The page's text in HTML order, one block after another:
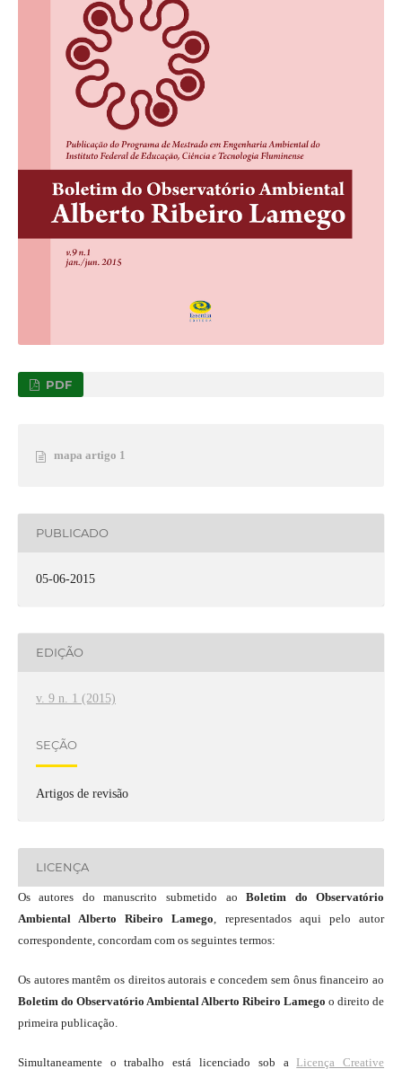
PDF
mapa artigo 1
PUBLICADO
05-06-2015
EDIÇÃO
v. 9 n. 1 (2015)
SEÇÃO
Artigos de revisão
LICENÇA
Os autores do manuscrito submetido aoBoletim do Observatório
Ambiental Alberto Ribeiro Lamego , representados aqui pelo autor
correspondente, concordam com os seguintes termos:
Os autores mantêm os direitos autorais e concedem sem ônus financeiro ao
Boletim do Observatório Ambiental Alberto Ribeiro Lamegoo direito de
primeira publicação.
Simultaneamente o trabalho está licenciado sob a Licença Creative